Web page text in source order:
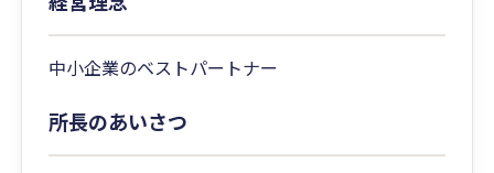
中小企業のベストパートナー
所長のあいさつ